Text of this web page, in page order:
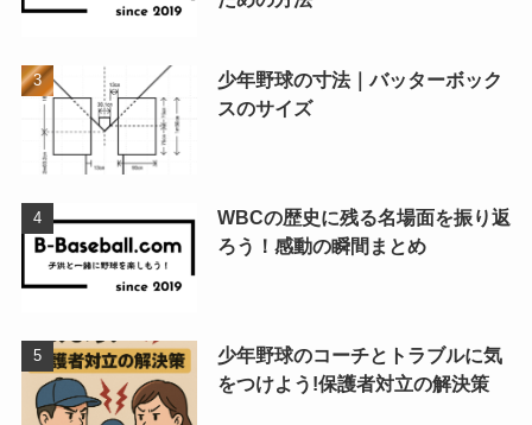
少年野球の寸法｜バッターボック
スのサイズ
WBCの歴史に残る名場面を振り返
ろう！感動の瞬間まとめ
少年野球のコーチとトラブルに気
をつけよう!保護者対立の解決策